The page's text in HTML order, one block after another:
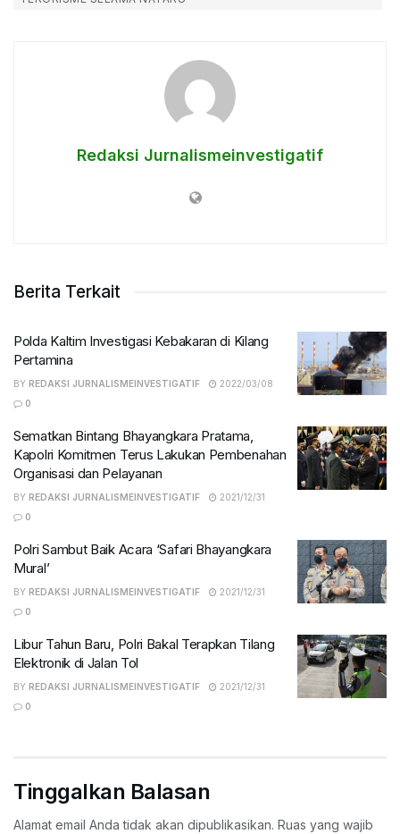
Redaksi Jurnalismeinvestigatif
Berita Terkait
Polda Kaltim Investigasi Kebakaran di Kilang
Pertamina
BY REDAKSI JURNALISMEINVESTIGATIF
2022/03/08
0
Sematkan Bintang Bhayangkara Pratama,
Kapolri Komitmen Terus Lakukan Pembenahan
Organisasi dan Pelayanan
BY REDAKSI JURNALISMEINVESTIGATIF
2021/12/31
0
Polri Sambut Baik Acara ‘Safari Bhayangkara
Mural’
BY REDAKSI JURNALISMEINVESTIGATIF
2021/12/31
0
Libur Tahun Baru, Polri Bakal Terapkan Tilang
Elektronik di Jalan Tol
BY REDAKSI JURNALISMEINVESTIGATIF
2021/12/31
0
Tinggalkan Balasan
Alamat email Anda tidak akan dipublikasikan. Ruas yang wajib